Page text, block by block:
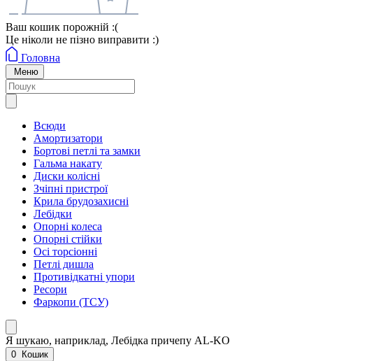
Ваш кошик порожній :(
Це ніколи не пізно виправити :)
Головна
Меню
Всюди
Амортизатори
Бортові петлі та замки
Гальма накату
Диски колісні
Зчіпні пристрої
Крила брудозахисні
Лебідки
Опорні колеса
Опорні стійки
Осі торсіонні
Петлі дишла
Противідкатні упори
Ресори
Фаркопи (ТСУ)
Я шукаю, наприклад, Лебідка причепу AL-KO
0 Кошик